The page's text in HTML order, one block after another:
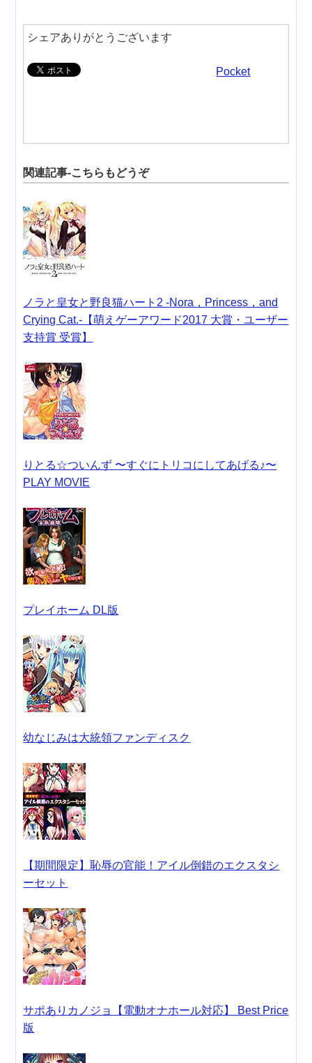
シェアありがとうございます
Pocket
関連記事-こちらもどうぞ
ノラと皇女と野良猫ハート2 -Nora，Princess，and
Crying Cat.-【萌えゲーアワード2017 大賞・ユーザー
支持賞 受賞】
りとる☆ついんず 〜すぐにトリコにしてあげる♪〜
PLAY MOVIE
プレイホーム DL版
幼なじみは大統領ファンディスク
【期間限定】恥辱の官能！アイル倒錯のエクスタシ
ーセット
サポありカノジョ【電動オナホール対応】 Best Price
版